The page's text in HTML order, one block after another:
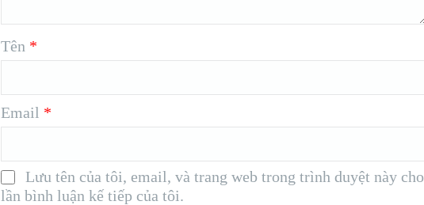
Tên *
Email *
Lưu tên của tôi, email, và trang web trong trình duyệt này cho
lần bình luận kế tiếp của tôi.